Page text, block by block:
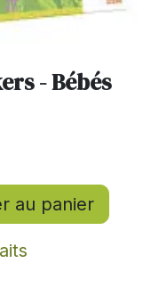
- Bébés
au panier